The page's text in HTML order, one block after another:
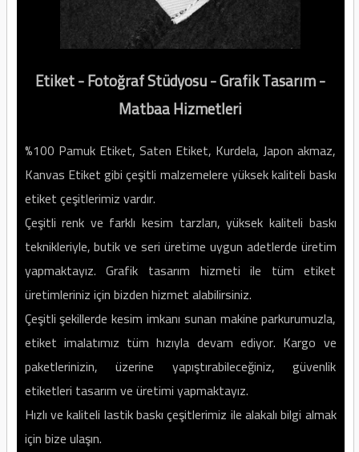
Etiket - Fotoğraf Stüdyosu - Grafik Tasarım -
Matbaa Hizmetleri
%100 Pamuk Etiket, Saten Etiket, Kurdela, Japon akmaz,
Kanvas Etiket gibi çeşitli malzemelere yüksek kaliteli baskı
etiket çeşitlerimiz vardır.
Çeşitli renk ve farklı kesim tarzları, yüksek kaliteli baskı
teknikleriyle, butik ve seri üretime uygun adetlerde üretim
yapmaktayız. Grafik tasarım hizmeti ile tüm etiket
üretimleriniz için bizden hizmet alabilirsiniz.
Çeşitli şekillerde kesim imkanı sunan makine parkurumuzla,
etiket imalatımız tüm hızıyla devam ediyor. Kargo ve
paketlerinizin, üzerine yapıştırabileceğiniz, güvenlik
etiketleri tasarım ve üretimi yapmaktayız.
Hızlı ve kaliteli lastik baskı çeşitlerimiz ile alakalı bilgi almak
için bize ulaşın.